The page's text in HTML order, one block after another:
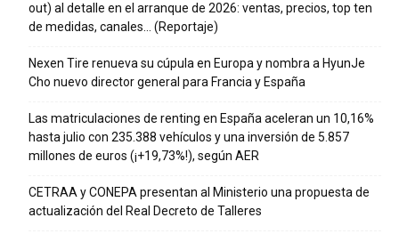
out) al detalle en el arranque de 2026: ventas, precios, top ten
de medidas, canales… (Reportaje)
Nexen Tire renueva su cúpula en Europa y nombra a HyunJe
Cho nuevo director general para Francia y España
Las matriculaciones de renting en España aceleran un 10,16%
hasta julio con 235.388 vehículos y una inversión de 5.857
millones de euros (¡+19,73%!), según AER
CETRAA y CONEPA presentan al Ministerio una propuesta de
actualización del Real Decreto de Talleres